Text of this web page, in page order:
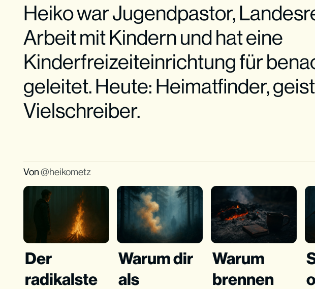
Heiko war Jugendpastor,
Arbeit mit Kindern und hat eine
Kinderfreizeiteinrichtung für
geleitet. Heute: Heimatfinder,
Vielschreiber.
Von heikometz
Der
radikalste
Warum dir
als
Warum
brennen